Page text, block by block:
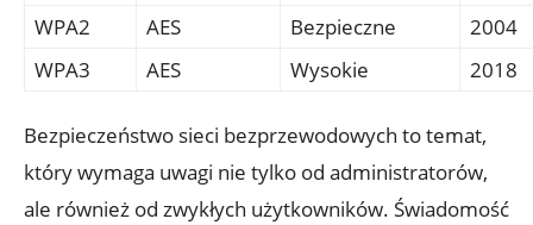
WPA2
AES Bezpieczne
2004
WPA3
AES Wysokie 2018
Bezpieczeństwo sieci bezprzewodowych ⁢to ⁢temat,⁣
który wymaga uwagi nie tylko od administratorów,‌
ale ⁢również ⁢od zwykłych⁤ użytkowników. Świadomość